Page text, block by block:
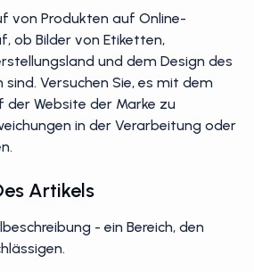
von Produkten auf Online-
ob Bilder von Etiketten,
und dem Design des
Versuchen Sie, es mit dem
der Website der Marke zu
in der Verarbeitung oder
Artikels
- ein Bereich, den